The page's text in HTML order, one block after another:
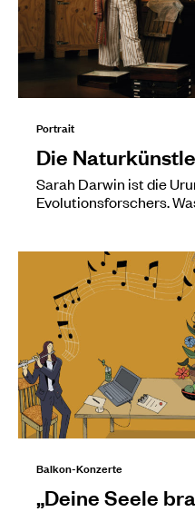
Portrait
Die
Sarah Darwin ist die
Evolutionsforschers.
Balkon-Konzerte
„Deine Seele